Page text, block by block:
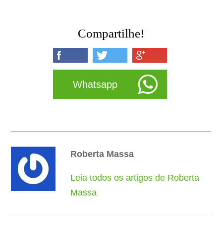
Compartilhe!
Whatsapp
Roberta Massa
Leia todos os artigos de Roberta
Massa